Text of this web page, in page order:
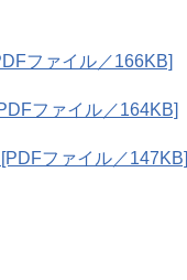
ファイル／166KB]
ファイル／164KB]
ファイル／147KB]